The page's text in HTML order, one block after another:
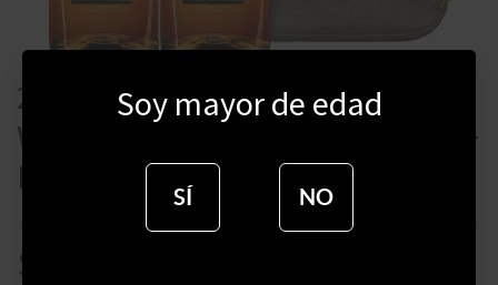
2 WHISKY ESCOCES JOHNNIE
WALKER BLACK LABEL 1 LITRO +
MOCHILA DE OBSEQUIO
$
Soy mayor de edad
SÍ NO